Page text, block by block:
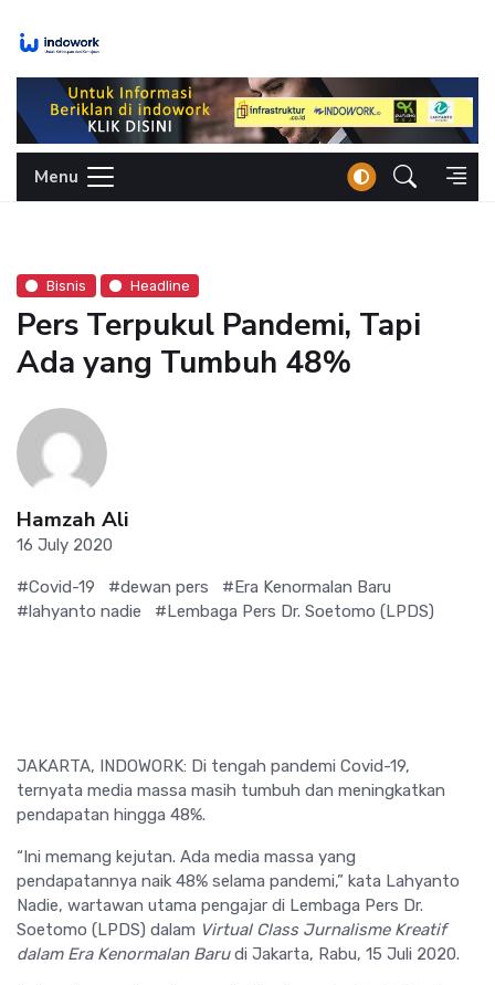
Menu
Bisnis Headline
Pers Terpukul Pandemi, Tapi
Ada yang Tumbuh 48%
Hamzah Ali
16 July 2020
#Covid-19 #dewan pers
#Era Kenormalan Baru
#lahyanto nadie
#Lembaga Pers Dr. Soetomo (LPDS)
JAKARTA, INDOWORK: Di tengah pandemi Covid-19,
ternyata media massa masih tumbuh dan meningkatkan
pendapatan hingga 48%.
“Ini memang kejutan. Ada media massa yang
pendapatannya naik 48% selama pandemi,” kata Lahyanto
Nadie, wartawan utama pengajar di Lembaga Pers Dr.
Soetomo (LPDS) dalam Virtual Class Jurnalisme Kreatif
dalam Era Kenormalan Barudi Jakarta, Rabu, 15 Juli 2020.